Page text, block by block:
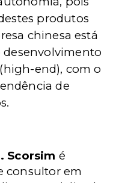
produtos
chinesa está
end), com o
de
Scorsim é
consultor em